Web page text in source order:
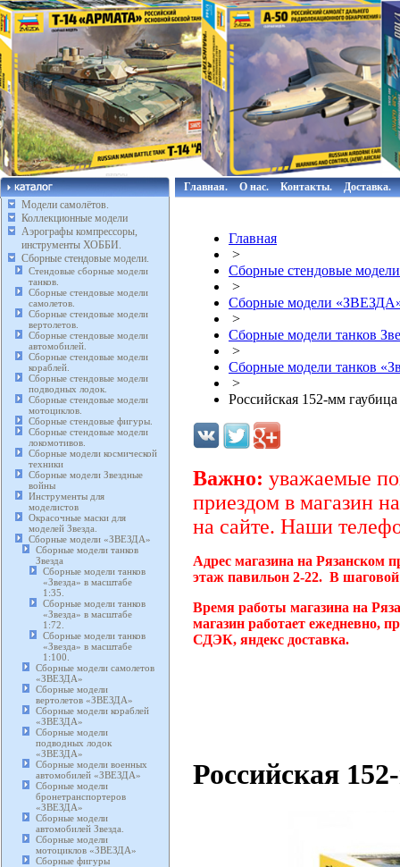
Модели самолётов.
Коллекционные модели
Аэрографы компрессоры,
инструменты ХОББИ.
Сборные стендовые модели.
Стендовые сборные модели
танков.
Сборные стендовые модели
самолетов.
Сборные стендовые модели
вертолетов.
Сборные стендовые модели
автомобилей.
Сборные стендовые модели
кораблей.
Сборные стендовые модели
подводных лодок.
Сборные стендовые модели
мотоциклов.
Сборные стендовые фигуры.
Сборные стендовые модели
локомотивов.
Сборные модели космической
техники
Сборные модели Звездные
войны
Инструменты для
моделистов
Окрасочные маски для
моделей Звезда.
Сборные модели «ЗВЕЗДА»
Сборные модели танков
Звезда
Сборные модели танков
«Звезда» в масштабе
1:35.
Сборные модели танков
«Звезда» в масштабе
1:72.
Сборные модели танков
«Звезда» в масштабе
1:100.
Сборные модели самолетов
«ЗВЕЗДА»
Сборные модели
вертолетов «ЗВЕЗДА»
Сборные модели кораблей
«ЗВЕЗДА»
Сборные модели
подводных лодок
«ЗВЕЗДА»
Сборные модели военных
автомобилей «ЗВЕЗДА»
Сборные модели
бронетранспортеров
«ЗВЕЗДА»
Сборные модели
автомобилей Звезда.
Сборные модели
мотоциклов «ЗВЕЗДА»
Сборные фигуры
Главная. О нас. Контакты. Доставка.
Главная
>
Сборные стендовые
>
Сборные модели
>
Сборные модели танков
>
Сборные модели танков
>
Российская 152-мм
Важно: уважаемые
приездом в магазин
на сайте. Наши
Адрес магазина на Рязанском
этаж павильон 2-22. В
Время работы магазина на
магазин работает ежедневно,
СДЭК, яндекс доставка.
Российская